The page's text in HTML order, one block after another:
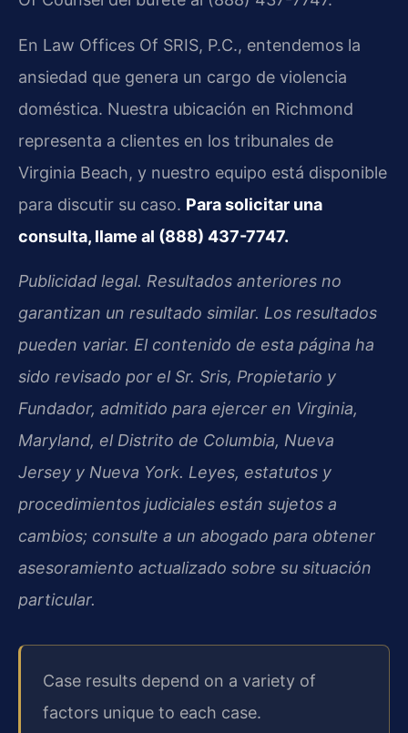
En Law Offices Of SRIS, P.C., entendemos la
ansiedad que genera un cargo de violencia
doméstica. Nuestra ubicación en Richmond
representa a clientes en los tribunales de
Virginia Beach, y nuestro equipo está disponible
para discutir su caso. Para solicitar una
consulta, llame al (888) 437-7747.
Publicidad legal. Resultados anteriores no
garantizan un resultado similar. Los resultados
pueden variar. El contenido de esta página ha
sido revisado por el Sr. Sris, Propietario y
Fundador, admitido para ejercer en Virginia,
Maryland, el Distrito de Columbia, Nueva
Jersey y Nueva York. Leyes, estatutos y
procedimientos judiciales están sujetos a
cambios; consulte a un abogado para obtener
asesoramiento actualizado sobre su situación
particular.
Case results depend on a variety of
factors unique to each case.